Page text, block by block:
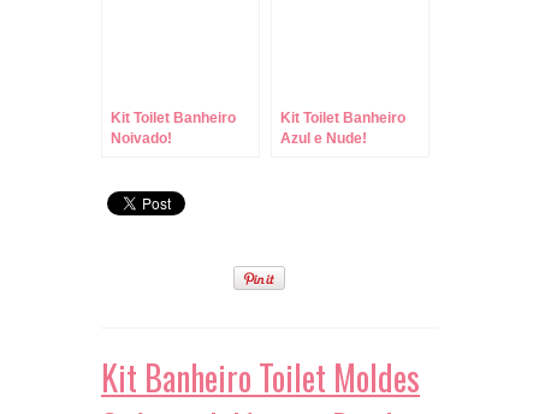
Kit Toilet Banheiro
Noivado!
Kit Toilet Banheiro
Azul e Nude!
Kit Banheiro Toilet Moldes